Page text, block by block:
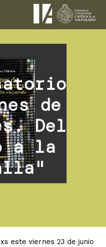
de
Del
a la
este viernes 23 de junio